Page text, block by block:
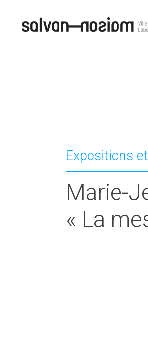
Expositions
Marie-
« La